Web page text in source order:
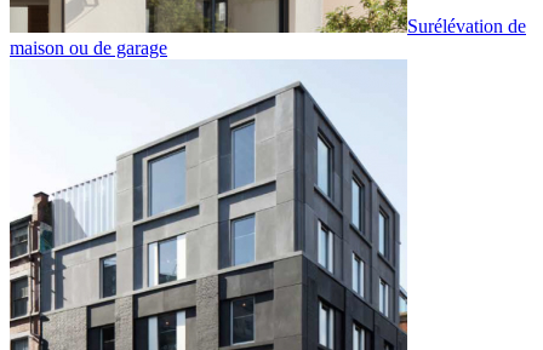
Surélévation de
maison ou de garage